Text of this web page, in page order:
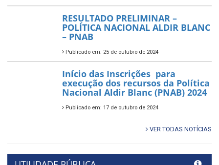
RESULTADO PRELIMINAR –
POLÍTICA NACIONAL ALDIR BLANC
– PNAB
Publicado em: 25 de outubro de 2024
Início das Inscrições para
execução dos recursos da Política
Nacional Aldir Blanc (PNAB) 2024
Publicado em: 17 de outubro de 2024
VER TODAS NOTÍCIAS